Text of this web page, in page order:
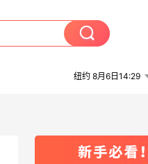
纽约 8月6日14:29